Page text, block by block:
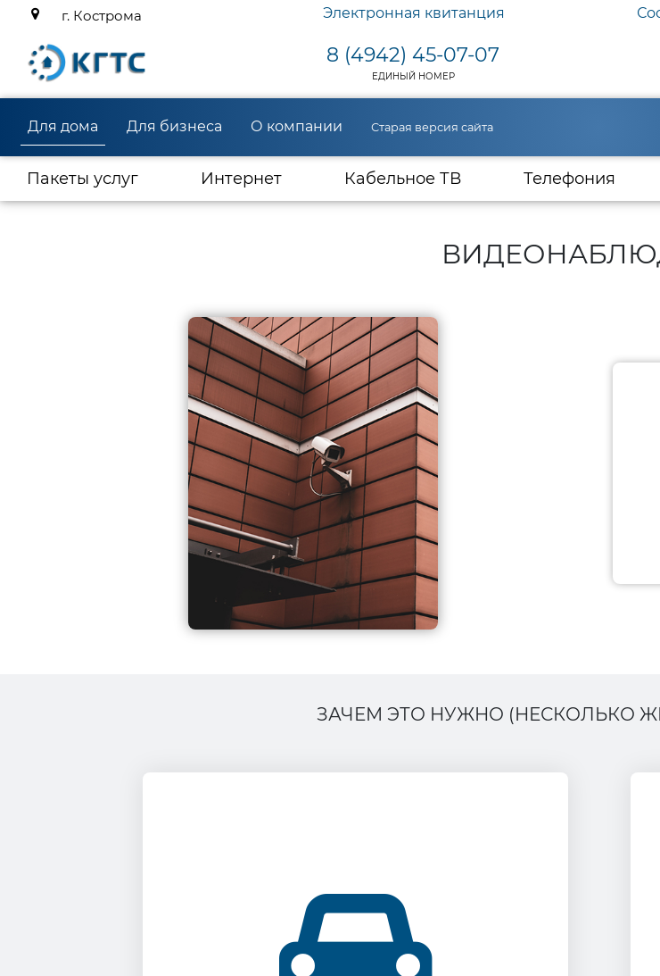
г. Кострома Электронная квитанция
8 (4942) 45-07-07
ЕДИНЫЙ НОМЕР
Для дома Для бизнеса О компании Старая версия сайта
Пакеты услуг Интернет(current)Кабельное ТВ Телефония
ЗАЧЕМ ЭТО НУЖНО (НЕСКОЛЬКО
смотришь, а бампер смят или
поцарапан. Заходишь в 7-дневный
архив записей и находишь "беглого"